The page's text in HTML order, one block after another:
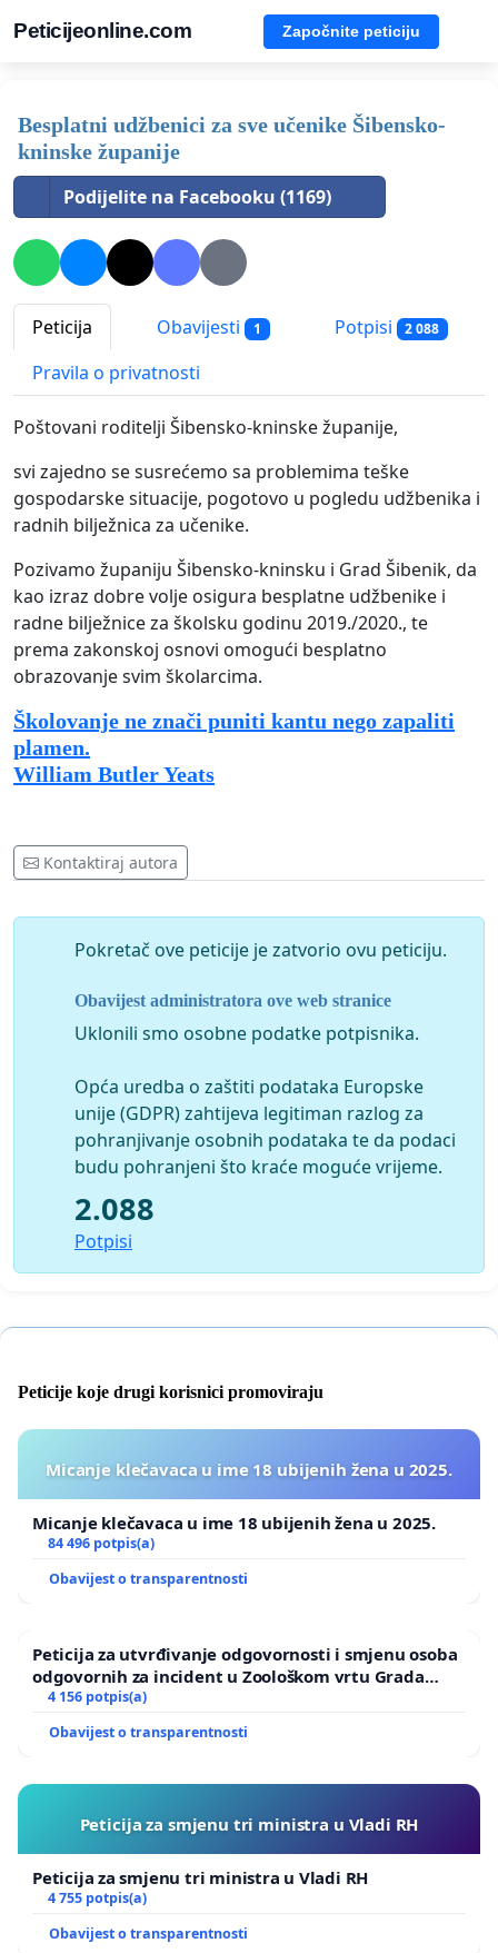
Peticijeonline.com Započnite peticiju
Besplatni udžbenici za sve učenike Šibensko-
kninske županije
Podijelite na Facebooku (1169)
Peticija Obavijesti 1 Potpisi 2 088
Pravila o privatnosti
Poštovani roditelji Šibensko-kninske županije,
svi zajedno se susrećemo sa problemima teške
gospodarske situacije, pogotovo u pogledu udžbenika i
radnih bilježnica za učenike.
Pozivamo županiju Šibensko-kninsku i Grad Šibenik, da
kao izraz dobre volje osigura besplatne udžbenike i
radne bilježnice za školsku godinu 2019./2020., te
prema zakonskoj osnovi omogući besplatno
obrazovanje svim školarcima.
Školovanje ne znači puniti kantu nego zapaliti
plamen.
William Butler Yeats
Kontaktiraj autora
Pokretač ove peticije je zatvorio ovu peticiju.
Obavijest administratora ove web stranice
Uklonili smo osobne podatke potpisnika.
Opća uredba o zaštiti podataka Europske
unije (GDPR) zahtijeva legitiman razlog za
pohranjivanje osobnih podataka te da podaci
budu pohranjeni što kraće moguće vrijeme.
2.088
Potpisi
Peticije koje drugi korisnici promoviraju
Micanje klečavaca u ime 18 ubijenih žena u 2025.
Micanje klečavaca u ime 18 ubijenih žena u 2025.
84 496 potpis(a)
Obavijest o transparentnosti
Peticija za utvrđivanje odgovornosti i smjenu osoba
odgovornih za incident u Zoološkom vrtu Grada
Zagreba
4 156 potpis(a)
Obavijest o transparentnosti
Peticija za smjenu tri ministra u Vladi RH
Peticija za smjenu tri ministra u Vladi RH
4 755 potpis(a)
Obavijest o transparentnosti